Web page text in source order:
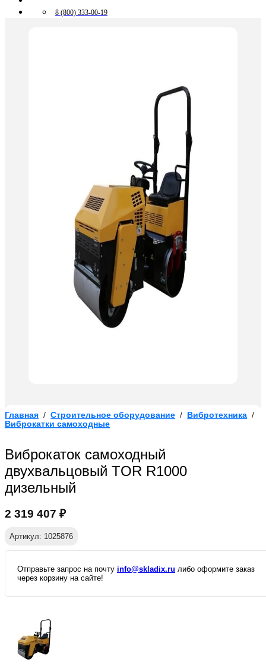
8 (800) 333-00-19
Главная / Строительное оборудование / Вибротехника /
Виброкатки самоходные
Виброкаток самоходный
двухвальцовый TOR R1000
дизельный
2 319 407 ₽
Артикул: 1025876
Отправьте запрос на почту info@skladix.ru либо оформите заказ
через корзину на сайте!